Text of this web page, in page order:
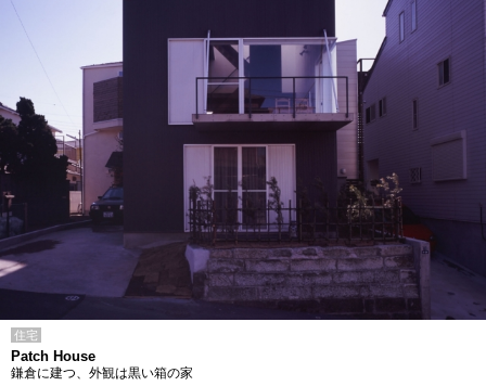
住宅
Patch House
鎌倉に建つ、外観は黒い箱の家